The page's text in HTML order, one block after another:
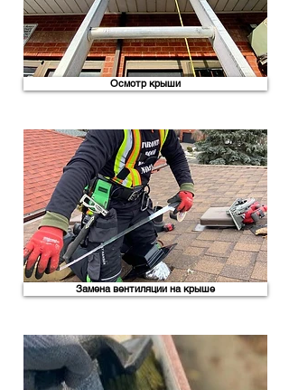
Осмотр крыши
Замена вентиляции на крыше